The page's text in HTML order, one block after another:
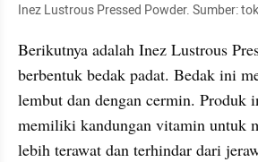
Inez Lustrous Pressed Powder. Sumber:
Berikutnya adalah Inez Lustrous
berbentuk bedak padat. Bedak ini
lembut dan dengan cermin. Produk
memiliki kandungan vitamin untuk
lebih terawat dan terhindar dari